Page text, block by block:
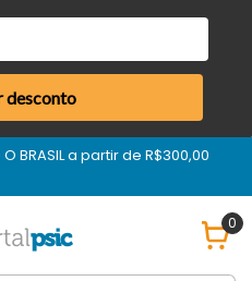
desconto
BRASIL a partir de R$300,00
0